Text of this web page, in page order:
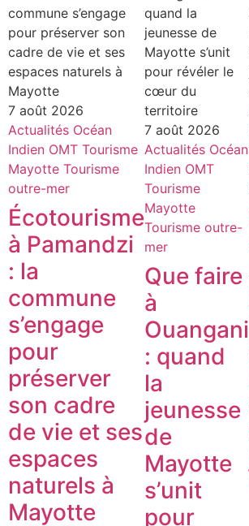
7 août 2026
Actualités Océan
Indien OMT Tourisme
Mayotte Tourisme
outre-mer
Écotourisme
à Pamandzi
: la
commune
s’engage
pour
préserver
son cadre
de vie et ses
espaces
naturels à
Mayotte
7 août 2026
Actualités Océan
Indien OMT
Tourisme
Mayotte
Tourisme outre-
mer
Que faire
à
Ouangani
: quand
la
jeunesse
de
Mayotte
s’unit
pour